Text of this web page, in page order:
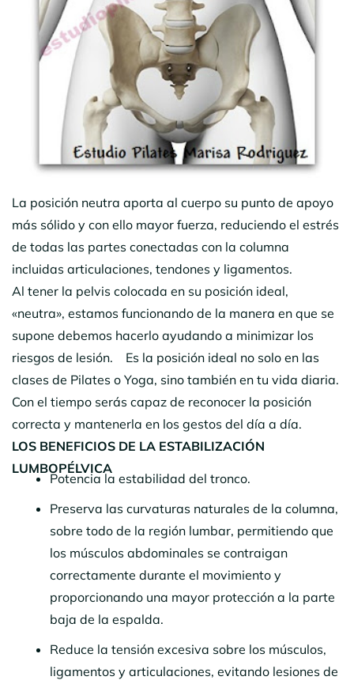
La posición neutra aporta al cuerpo su punto de apoyo
más sólido y con ello mayor fuerza, reduciendo el estrés
de todas las partes conectadas con la columna
incluidas articulaciones, tendones y ligamentos.
Al tener la pelvis colocada en su posición ideal,
«neutra», estamos funcionando de la manera en que se
supone debemos hacerlo ayudando a minimizar los
riesgos de lesión. Es la posición ideal no solo en las
clases de Pilates o Yoga, sino también en tu vida diaria.
Con el tiempo serás capaz de reconocer la posición
correcta y mantenerla en los gestos del día a día.
LOS BENEFICIOS DE LA ESTABILIZACIÓN
LUMBOPÉLVICA
Potencia la estabilidad del tronco.
Preserva las curvaturas naturales de la columna,
sobre todo de la región lumbar, permitiendo que
los músculos abdominales se contraigan
correctamente durante el movimiento y
proporcionando una mayor protección a la parte
baja de la espalda.
Reduce la tensión excesiva sobre los músculos,
ligamentos y articulaciones, evitando lesiones de